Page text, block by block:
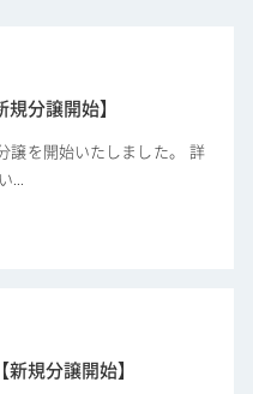
規分譲開始】
譲を開始いたしました。 詳
...
新規分譲開始】